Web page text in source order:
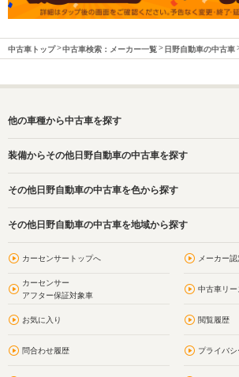
中古車トップ 中古車検索：メーカー一覧 日野自動車の中古車
他の車種から中古車を探す
装備からその他日野自動車の中古車を探す
その他日野自動車の中古車を色から探す
その他日野自動車の中古車を地域から探す
カーセンサートップへ メーカー
カーセンサー
アフター保証対象車
中古車リー
お気に入り 閲覧履歴
問合わせ履歴 プライバ